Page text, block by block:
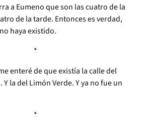
a Eumeno que son las cuatro de la
de la tarde. Entonces es verdad,
haya existido.
*
enteré de que existía la calle del
la del Limón Verde. Y ya no fue un
*